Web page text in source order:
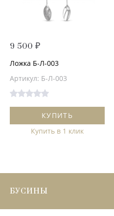
9 500 ₽
Ложка Б-Л-003
Артикул: Б-Л-003
КУПИТЬ
Купить в 1 клик
БУСИНЫ